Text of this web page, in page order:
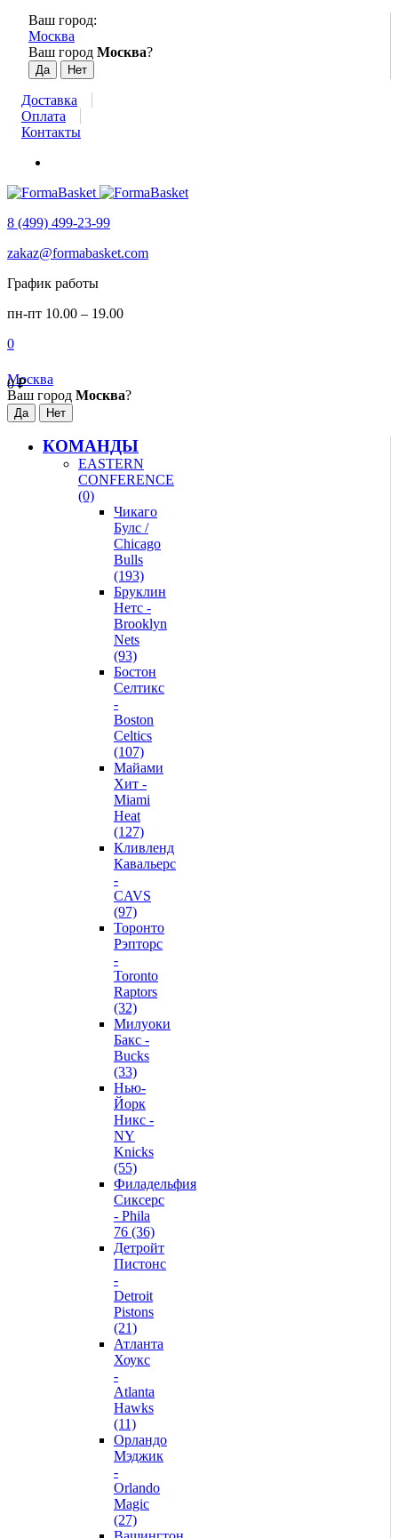
Ваш город:
Москва
Ваш город Москва?
Доставка
Оплата
Контакты
8 (499) 499-23-99
zakaz@formabasket.com
График работы
пн-пт 10.00 – 19.00
0
0₽
Москва
Ваш город Москва?
КОМАНДЫ
EASTERN
CONFERENCE
(0)
Чикаго
Булс /
Chicago
Bulls
(193)
Бруклин
Нетс -
Brooklyn
Nets
(93)
Бостон
Селтикс
-
Boston
Celtics
(107)
Майами
Хит -
Miami
Heat
(127)
Кливленд
Кавальерс
-
CAVS
(97)
Торонто
Рэпторс
-
Toronto
Raptors
(32)
Милуоки
Бакс -
Bucks
(33)
Нью-
Йорк
Никс -
NY
Knicks
(55)
Филадельфия
Сиксерс
- Phila
76 (36)
Детройт
Пистонс
-
Detroit
Pistons
(21)
Атланта
Хоукс
-
Atlanta
Hawks
(11)
Орландо
Мэджик
-
Orlando
Magic
(27)